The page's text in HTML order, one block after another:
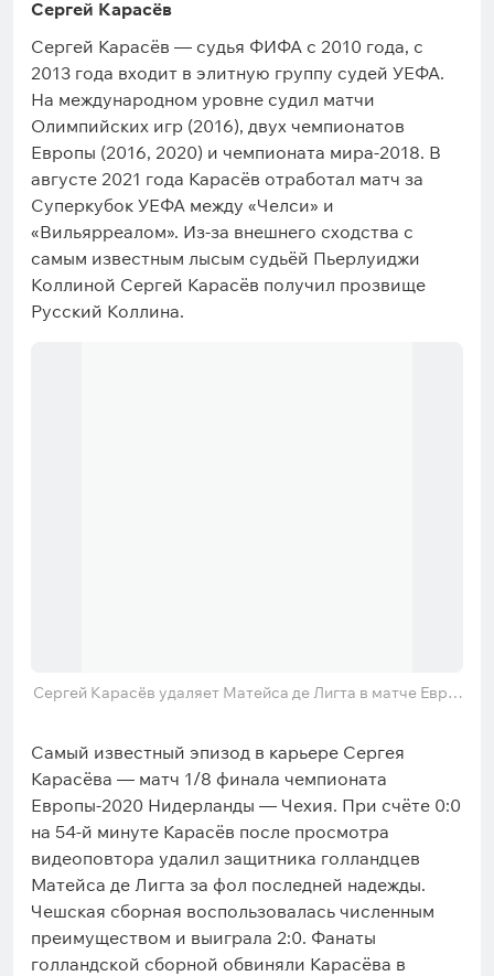
Сергей Карасёв
Сергей Карасёв — судья ФИФА с 2010 года, с
2013 года входит в элитную группу судей УЕФА.
На международном уровне судил матчи
Олимпийских игр (2016), двух чемпионатов
Европы (2016, 2020) и чемпионата мира-2018. В
августе 2021 года Карасёв отработал матч за
Суперкубок УЕФА между «Челси» и
«Вильярреалом». Из-за внешнего сходства с
самым известным лысым судьёй Пьерлуиджи
Коллиной Сергей Карасёв получил прозвище
Русский Коллина.
Сергей Карасёв удаляет Матейса де Лигта в матче Евро-
Самый известный эпизод в карьере Сергея
Карасёва — матч 1/8 финала чемпионата
Европы-2020 Нидерланды — Чехия. При счёте 0:0
на 54-й минуте Карасёв после просмотра
видеоповтора удалил защитника голландцев
Матейса де Лигта за фол последней надежды.
Чешская сборная воспользовалась численным
преимуществом и выиграла 2:0. Фанаты
голландской сборной обвиняли Карасёва в